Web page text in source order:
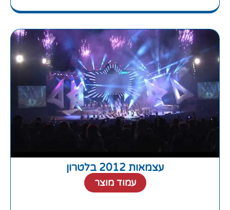
עצמאות 2012 בלטרון
עמוד מוצר